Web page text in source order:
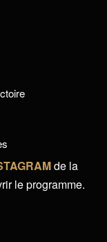
de la
le programme.